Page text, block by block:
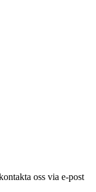
oss via e-post